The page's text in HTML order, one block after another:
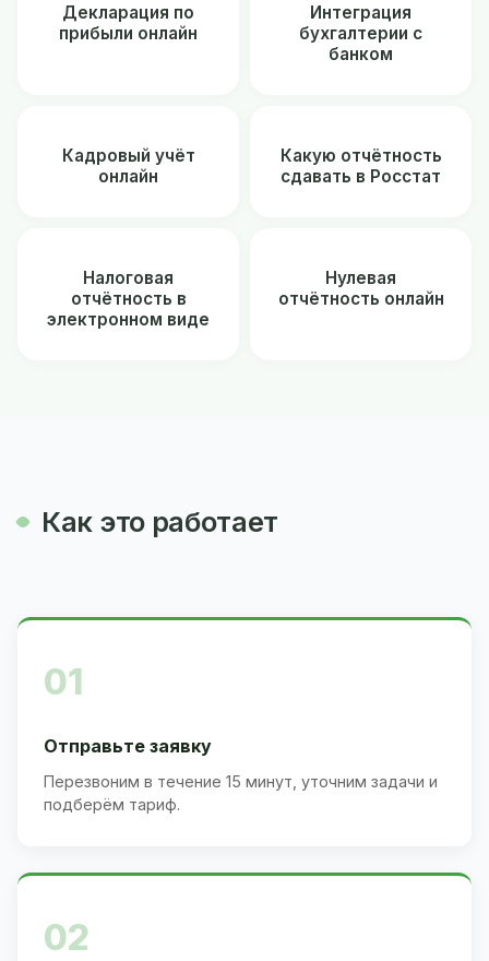
Декларация по
прибыли онлайн
Интеграция
бухгалтерии с
банком
Кадровый учёт
онлайн
Какую отчётность
сдавать в Росстат
Налоговая
отчётность в
электронном виде
Нулевая
отчётность онлайн
Как это работает
01
Отправьте заявку
Перезвоним в течение 15 минут, уточним задачи и
подберём тариф.
02